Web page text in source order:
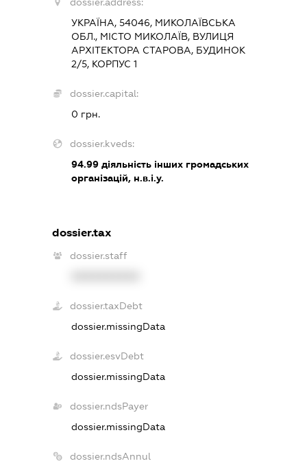
УКРАЇНА, 54046, МИКОЛАЇВСЬКА
ОБЛ., МІСТО МИКОЛАЇВ, ВУЛИЦЯ
АРХІТЕКТОРА СТАРОВА, БУДИНОК
2/5, КОРПУС 1
dossier.capital:
0 грн.
dossier.kveds:
94.99 діяльність інших громадських
організацій, н.в.і.у.
dossier.tax
dossier.staff
dossier.taxDebt
dossier.missingData
dossier.esvDebt
dossier.missingData
dossier.ndsPayer
dossier.missingData
dossier.ndsAnnul